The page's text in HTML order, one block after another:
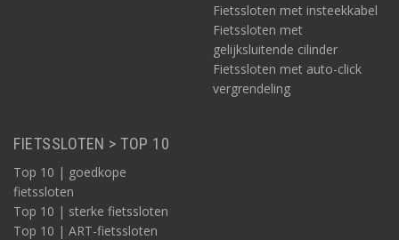
Fietssloten met insteekkabel
Fietssloten met
gelijksluitende cilinder
Fietssloten met auto-click
vergrendeling
FIETSSLOTEN > TOP 10
Top 10 | goedkope
fietssloten
Top 10 | sterke fietssloten
Top 10 | ART-fietssloten